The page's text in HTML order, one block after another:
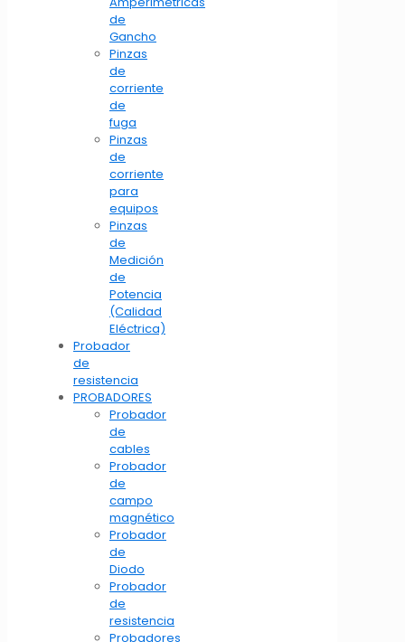
de
Gancho
Pinzas
de
corriente
de
fuga
Pinzas
de
corriente
para
equipos
Pinzas
de
Medición
de
Potencia
(Calidad
Eléctrica)
Probador
de
resistencia
PROBADORES
Probador
de
cables
Probador
de
campo
magnético
Probador
de
Diodo
Probador
de
resistencia
Probadores